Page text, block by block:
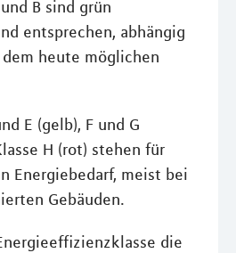
B sind grün
entsprechen, abhängig
heute möglichen
E (gelb), F und G
H (rot) stehen für
Energiebedarf, meist bei
Gebäuden.
die